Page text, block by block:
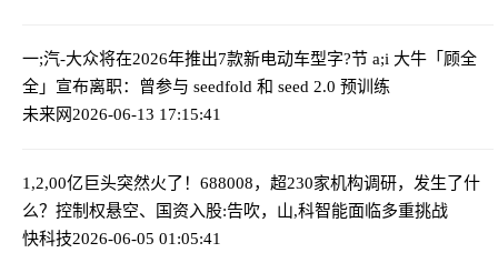
一;汽-大众将在2026年推出7款新电动车型字?节 a;i 大牛「顾全
全」宣布离职：曾参与 seedfold 和 seed 2.0 预训练
未来网2026-06-13 17:15:41
1,2,00亿巨头突然火了！688008，超230家机构调研，发生了什
么？ 控制权悬空、国资入股:告吹，山,科智能面临多重挑战
快科技2026-06-05 01:05:41